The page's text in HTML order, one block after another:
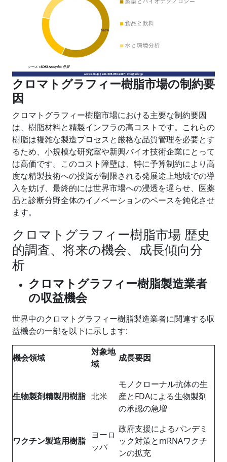
クロマトグラフィー樹脂市場の制約要
因
クロマトグラフィー樹脂市場における主要な制約要因
は、樹脂材料と精製インフラの高コストです。これらの
樹脂は複雑な製造プロセスと厳格な品質管理を必要とす
るため、小規模な研究室や新興バイオ技術企業にとって
は高価です。このコスト障壁は、特に予算制約により高
度な精製技術への投資が制限される発展途上地域での導
入を妨げ、最終的には世界市場への浸透を遅らせ、医薬
品と診断分野全体のイノベーションのペースを鈍化させ
ます。
クロマトグラフィー樹脂市場 歴史
的調査、将来の機会、成長傾向分
析
クロマトグラフィー樹脂製造業者
の収益機会
世界中のクロマトグラフィー樹脂製造業者に関連する収
益機会の一部を以下に示します:
機会領域
対象地
域
成長要因
生物製剤精製用樹脂 北米
モノクローナル抗体の生
産とFDAによる生物製剤
の承認の急増
ワクチン製造用樹脂
ヨーロ
ッパ
政府支援によるパンデミ
ック対策とmRNAワクチ
ンの拡充